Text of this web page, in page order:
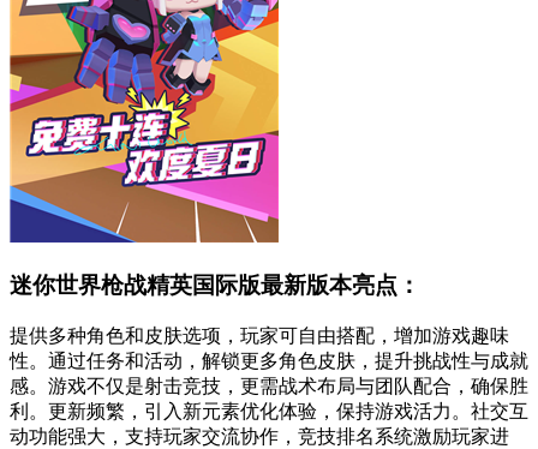
迷你世界枪战精英国际版最新版本亮点：
提供多种角色和皮肤选项，玩家可自由搭配，增加游戏趣味
性。通过任务和活动，解锁更多角色皮肤，提升挑战性与成就
感。游戏不仅是射击竞技，更需战术布局与团队配合，确保胜
利。更新频繁，引入新元素优化体验，保持游戏活力。社交互
动功能强大，支持玩家交流协作，竞技排名系统激励玩家进